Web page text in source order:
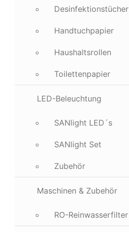
Desinfektionstücher
Handtuchpapier
Haushaltsrollen
Toilettenpapier
LED-Beleuchtung
SANlight LED´s
SANlight Set
Zubehör
Maschinen & Zubehör
RO-Reinwasserfilter